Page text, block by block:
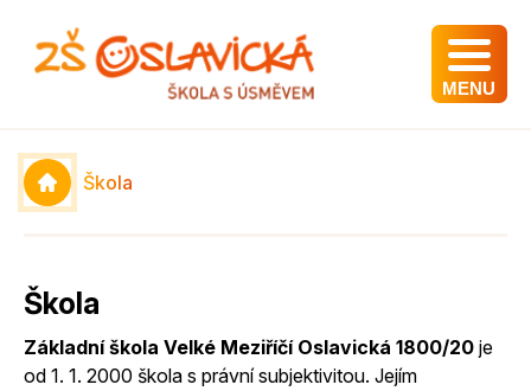
MENU
Škola
Škola
Základní škola Velké Meziříčí Oslavická 1800/20 je
od 1. 1. 2000 škola s právní subjektivitou. Jejím